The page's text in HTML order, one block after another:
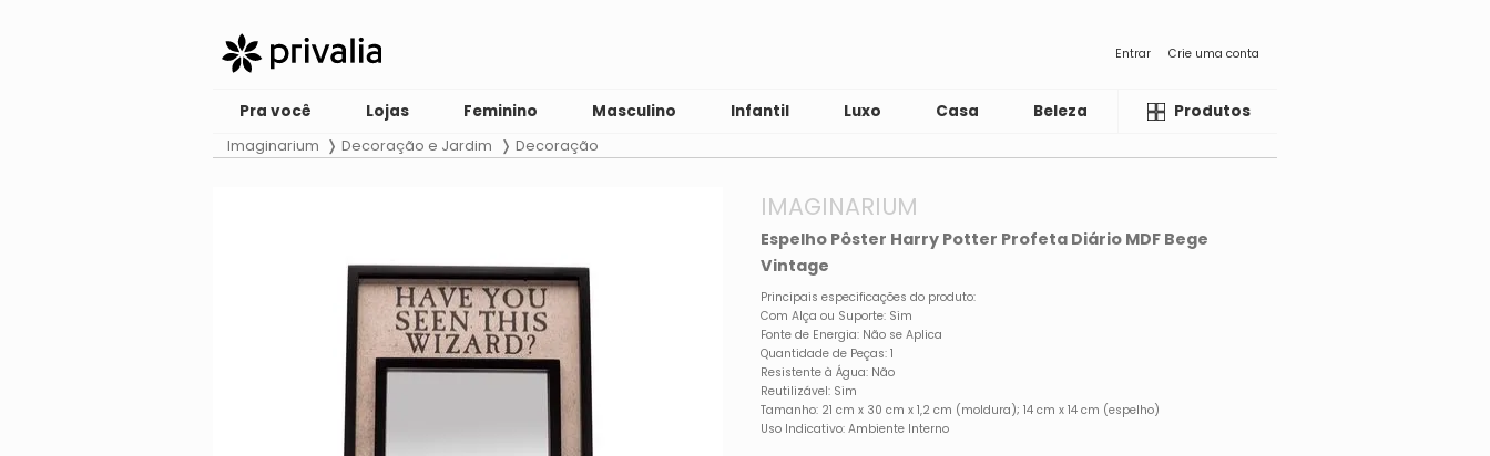
Entrar Crie uma conta
Pra você Lojas Feminino Masculino Infantil Luxo Casa Beleza LiquidaProdutos
Imaginarium Decoração e Jardim Decoração
IMAGINARIUM
Espelho Pôster Harry Potter Profeta Diário MDF Bege
Vintage
Principais especificações do produto:
Com Alça ou Suporte: Sim
Fonte de Energia: Não se Aplica
Quantidade de Peças: 1
Resistente à Água: Não
Reutilizável: Sim
Tamanho: 21 cm x 30 cm x 1,2 cm (moldura); 14 cm x 14 cm (espelho)
Uso Indicativo: Ambiente Interno